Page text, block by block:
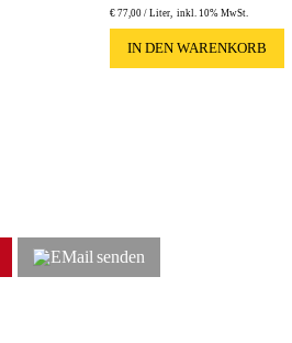
€77,00 / Liter inkl. 10% MwSt.
IN DEN WARENKORB
senden